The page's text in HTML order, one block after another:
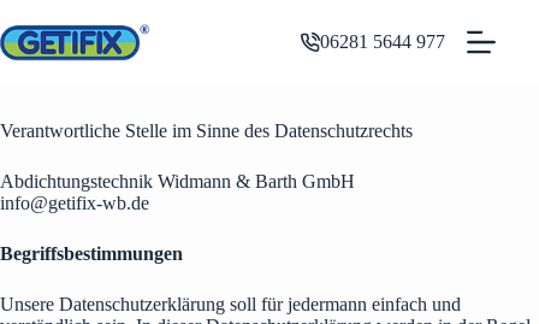
Inhalt
springen
06281 5644 977
Verantwortliche Stelle im Sinne des Datenschutzrechts
Abdichtungstechnik Widmann & Barth GmbH
info@getifix-wb.de
Begriffsbestimmungen
Unsere Datenschutzerklärung soll für jedermann einfach und